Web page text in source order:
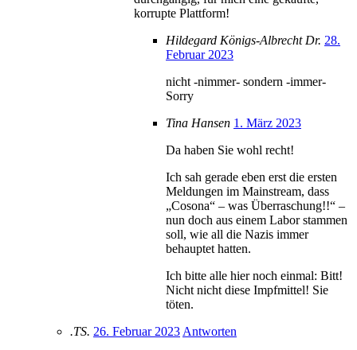
korrupte Plattform!
Hildegard Königs-Albrecht Dr. 28.
Februar 2023
nicht -nimmer- sondern -immer-
Sorry
Tina Hansen 1. März 2023
Da haben Sie wohl recht!
Ich sah gerade eben erst die ersten
Meldungen im Mainstream, dass
„Cosona“ – was Überraschung!!“ –
nun doch aus einem Labor stammen
soll, wie all die Nazis immer
behauptet hatten.
Ich bitte alle hier noch einmal: Bitt!
Nicht nicht diese Impfmittel! Sie
töten.
.TS. 26. Februar 2023 Antworten